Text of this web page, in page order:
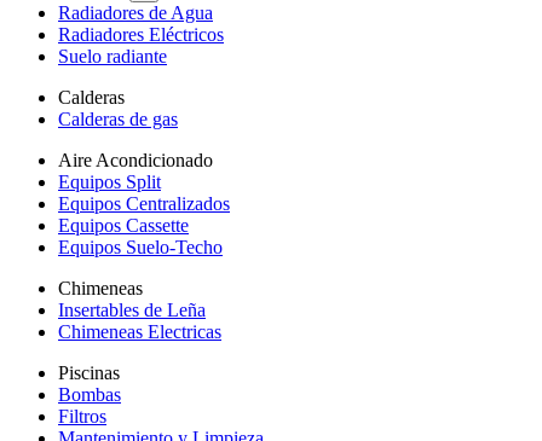
Radiadores de Agua
Radiadores Eléctricos
Suelo radiante
Calderas
Calderas de gas
Aire Acondicionado
Equipos Split
Equipos Centralizados
Equipos Cassette
Equipos Suelo-Techo
Chimeneas
Insertables de Leña
Chimeneas Electricas
Piscinas
Bombas
Filtros